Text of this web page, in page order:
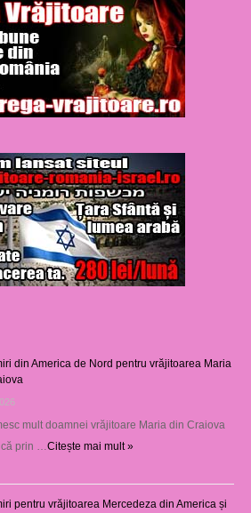
din America de Nord pentru vrăjitoarea Maria
mult doamnei vrăjitoare Maria din Craiova
că prin …Citește mai mult »
pentru vrăjitoarea Mercedeza din America și